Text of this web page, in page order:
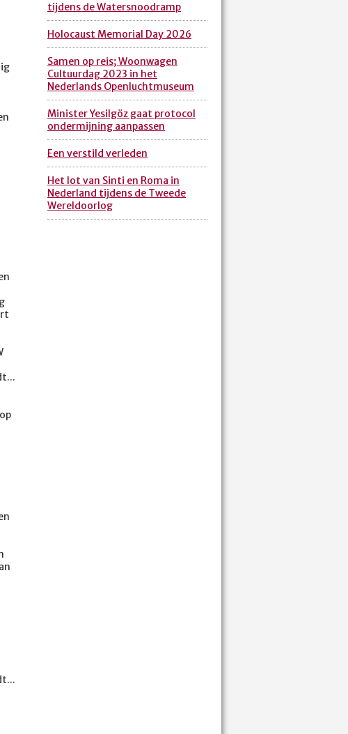
tijdens de Watersnoodramp
Holocaust Memorial Day 2026
Samen op reis; Woonwagen
Cultuurdag 2023 in het
Nederlands Openluchtmuseum
Minister Yesilgöz gaat protocol
ondermijning aanpassen
Een verstild verleden
Het lot van Sinti en Roma in
Nederland tijdens de Tweede
Wereldoorlog